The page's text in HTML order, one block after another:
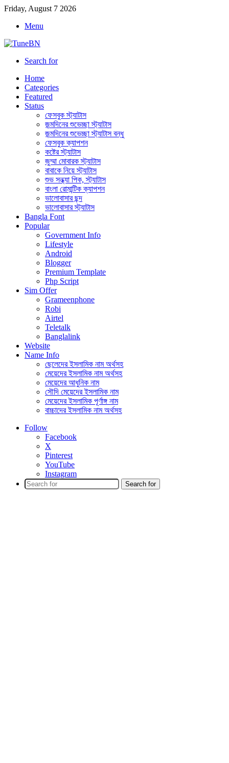
Friday, August 7 2026
Menu
Search for
Home
Categories
Featured
Status
ফেসবুক স্ট্যাটাস
জন্মদিনের শুভেচ্ছা স্ট্যাটাস
জন্মদিনের শুভেচ্ছা স্ট্যাটাস বন্ধু
ফেসবুক ক্যাপশন
কষ্টের স্ট্যাটাস
জুম্মা মোবারক স্ট্যাটাস
বাবাকে নিয়ে স্ট্যাটাস
শুভ সন্ধ্যা পিক, স্ট্যাটাস
বাংলা রোমান্টিক ক্যাপশন
ভালোবাসার ছন্দ
ভালোবাসার স্ট্যাটাস
Bangla Font
Popular
Government Info
Lifestyle
Android
Blogger
Premium Template
Php Script
Sim Offer
Grameenphone
Robi
Airtel
Teletalk
Banglalink
Website
Name Info
ছেলেদের ইসলামিক নাম অর্থসহ
মেয়েদের ইসলামিক নাম অর্থসহ
মেয়েদের আধুনিক নাম
সৌদি মেয়েদের ইসলামিক নাম
মেয়েদের ইসলামিক পূর্ণাঙ্গ নাম
বাচ্চাদের ইসলামিক নাম অর্থসহ
Follow
Facebook
X
Pinterest
YouTube
Instagram
Search for